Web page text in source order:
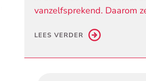
vanzelfsprekend. Daarom
LEES VERDER